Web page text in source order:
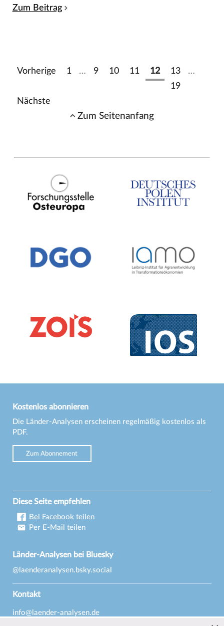
Zum Beitrag
Vorherige 1 … 9 10 11 12 13
…
19
Nächste
Zum Seitenanfang
Kostenlos abonnieren
Die Länder-Analysen erscheinen regelmäßig kostenlos als
PDF.
Zum Abonnement
Diese Seite empfehlen
Bei Facebook teilen
Per E-Mail teilen
Länder-Analysen bei Bluesky
@laenderanalysen.bsky.social
Kontakt
info@laender-analysen.de